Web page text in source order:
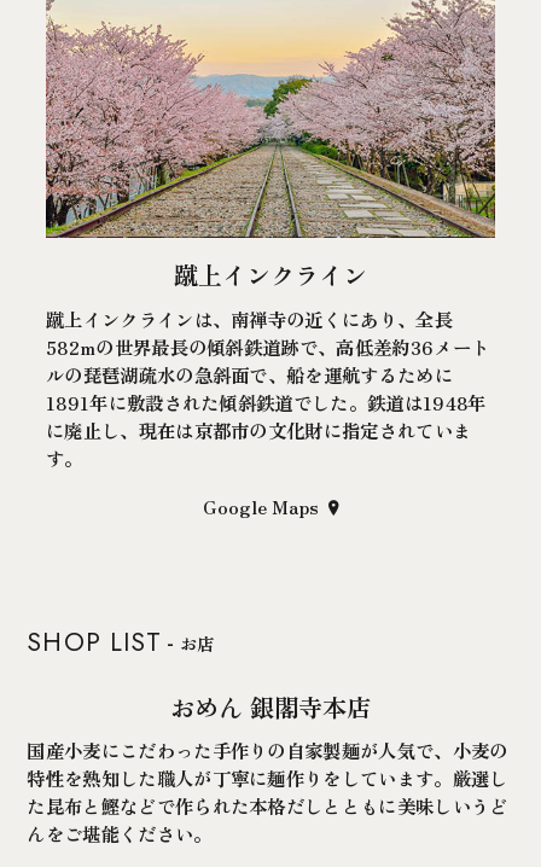
蹴上インクライン
蹴上インクラインは、南禅寺の近くにあり、全長
582mの世界最長の傾斜鉄道跡で、高低差約36メート
ルの琵琶湖疏水の急斜面で、船を運航するために
1891年に敷設された傾斜鉄道でした。鉄道は1948年
に廃止し、現在は京都市の文化財に指定されていま
す。
Google Maps
SHOP LIST お店
おめん 銀閣寺本店
国産小麦にこだわった手作りの自家製麺が人気で、小麦の
特性を熟知した職人が丁寧に麺作りをしています。厳選し
た昆布と鰹などで作られた本格だしとともに美味しいうど
んをご堪能ください。